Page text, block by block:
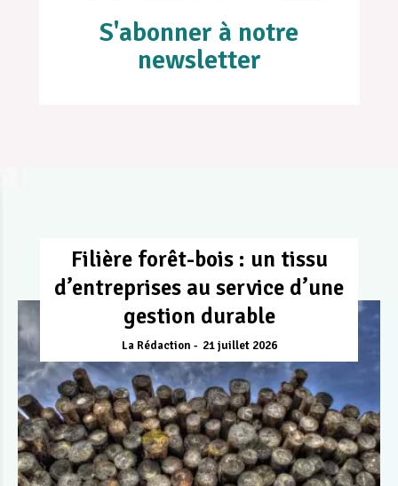
S'abonner à notre
newsletter
Filière forêt-bois : un tissu
d’entreprises au service d’une
gestion durable
La Rédaction 21 juillet 2026